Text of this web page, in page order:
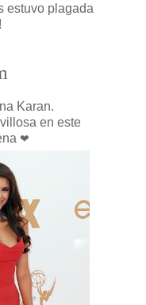
estuvo plagada
Karan.
en este
❤